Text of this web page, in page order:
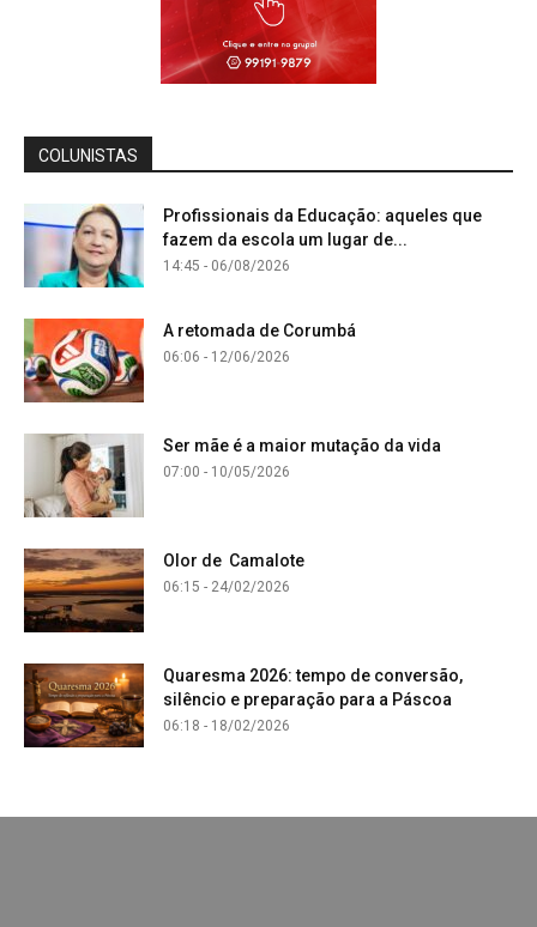
COLUNISTAS
Profissionais da Educação: aqueles que
fazem da escola um lugar de...
14:45 - 06/08/2026
A retomada de Corumbá
06:06 - 12/06/2026
Ser mãe é a maior mutação da vida
07:00 - 10/05/2026
Olor de Camalote
06:15 - 24/02/2026
Quaresma 2026: tempo de conversão,
silêncio e preparação para a Páscoa
06:18 - 18/02/2026